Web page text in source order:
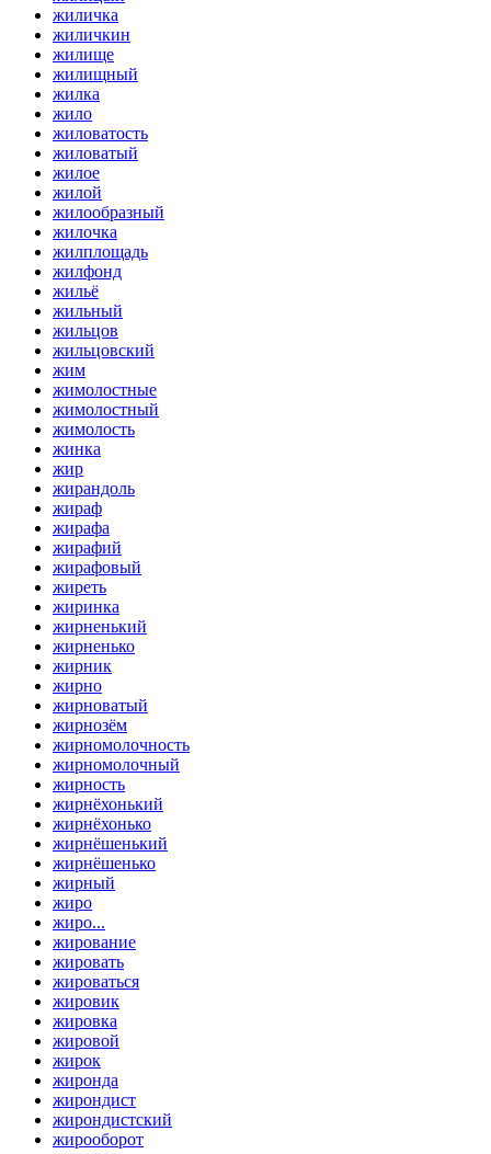
жиличка
жиличкин
жилище
жилищный
жилка
жило
жиловатость
жиловатый
жилое
жилой
жилообразный
жилочка
жилплощадь
жилфонд
жильё
жильный
жильцов
жильцовский
жим
жимолостные
жимолостный
жимолость
жинка
жир
жирандоль
жираф
жирафа
жирафий
жирафовый
жиреть
жиринка
жирненький
жирненько
жирник
жирно
жирноватый
жирнозём
жирномолочность
жирномолочный
жирность
жирнёхонький
жирнёхонько
жирнёшенький
жирнёшенько
жирный
жиро
жиро...
жирование
жировать
жироваться
жировик
жировка
жировой
жирок
жиронда
жирондист
жирондистский
жирооборот